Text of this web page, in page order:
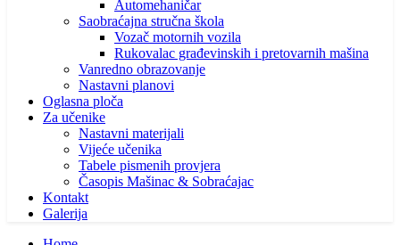
Automehaničar
Saobraćajna stručna škola
Vozač motornih vozila
Rukovalac građevinskih i pretovarnih mašina
Vanredno obrazovanje
Nastavni planovi
Oglasna ploča
Za učenike
Nastavni materijali
Vijeće učenika
Tabele pismenih provjera
Časopis Mašinac & Sobraćajac
Kontakt
Galerija